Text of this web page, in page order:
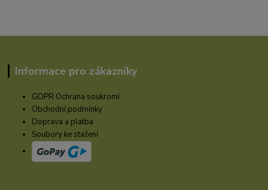
Informace pro zákazníky
GDPR Ochrana soukromí
Obchodní podmínky
Doprava a platba
Soubory ke stažení